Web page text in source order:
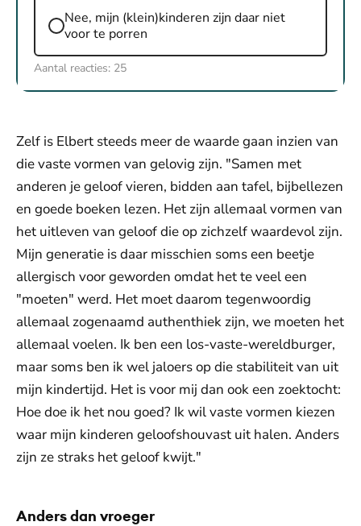
Nee, mijn (klein)kinderen zijn daar niet
voor te porren
Aantal reacties: 25
Zelf is Elbert steeds meer de waarde gaan inzien van
die vaste vormen van gelovig zijn. "Samen met
anderen je geloof vieren, bidden aan tafel, bijbellezen
en goede boeken lezen. Het zijn allemaal vormen van
het uitleven van geloof die op zichzelf waardevol zijn.
Mijn generatie is daar misschien soms een beetje
allergisch voor geworden omdat het te veel een
"moeten" werd. Het moet daarom tegenwoordig
allemaal zogenaamd authenthiek zijn, we moeten het
allemaal voelen. Ik ben een los-vaste-wereldburger,
maar soms ben ik wel jaloers op die stabiliteit van uit
mijn kindertijd. Het is voor mij dan ook een zoektocht:
Hoe doe ik het nou goed? Ik wil vaste vormen kiezen
waar mijn kinderen geloofshouvast uit halen. Anders
zijn ze straks het geloof kwijt."
Anders dan vroeger